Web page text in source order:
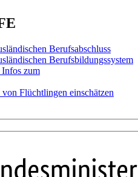
Berufsabschluss
Berufsbildungssystem
Infos zum
Flüchtlingen einschätzen